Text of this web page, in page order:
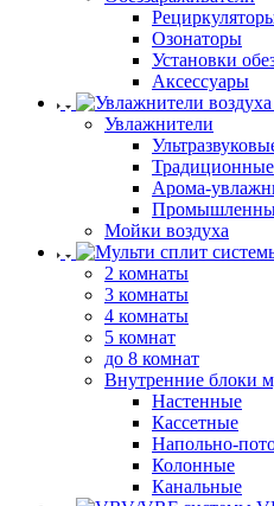
Озонаторы
Установки
Аксессуары
Увлажнители
Традиционные
Арома-
Мойки воздуха
2 комнаты
3 комнаты
4 комнаты
5 комнат
до 8 комнат
Внутренние блоки
Настенные
Кассетные
Напольно-
Колонные
Канальные